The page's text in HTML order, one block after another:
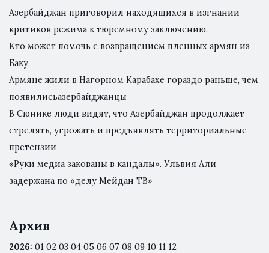
Азербайджан приговорил находящихся в изгнании
критиков режима к тюремному заключению.
Кто может помочь с возвращением пленных армян из
Баку
Армяне жили в Нагорном Карабахе гораздо раньше, чем
появилисьазербайджанцы
В Сюнике люди видят, что Азербайджан продолжает
стрелять, угрожать и предъявлять территориальные
претензии
«Руки медиа закованы в кандалы». Ульвия Али
задержана по «делу Мейдан ТВ»
Архив
2026: 01 02 03 04 05 06 07 08 09 10 11 12